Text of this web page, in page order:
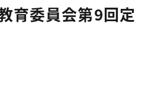
育委員会第9回定